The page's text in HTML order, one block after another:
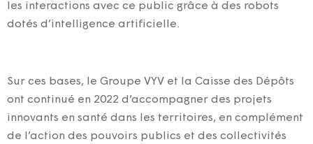
les interactions avec ce public grâce à des robots
dotés d’intelligence artificielle.
Sur ces bases, le Groupe VYV et la Caisse des Dépôts
ont continué en 2022 d’accompagner des projets
innovants en santé dans les territoires, en complément
de l’action des pouvoirs publics et des collectivités